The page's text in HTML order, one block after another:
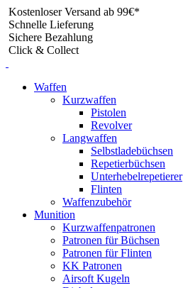
Skip
to
content
Kostenloser Versand ab 99€*
Schnelle Lieferung
Sichere Bezahlung
Click & Collect
Waffen
Kurzwaffen
Pistolen
Revolver
Langwaffen
Selbstladebüchsen
Repetierbüchsen
Unterhebelrepetierer
Flinten
Waffenzubehör
Munition
Kurzwaffenpatronen
Patronen für Büchsen
Patronen für Flinten
KK Patronen
Airsoft Kugeln